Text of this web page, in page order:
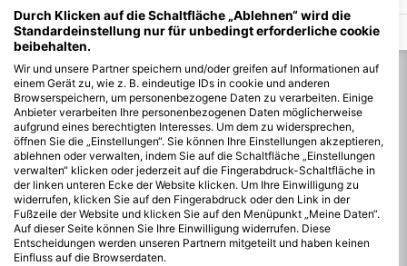
Ankerplatz und die Strömung, wenn
überhaupt, ist normalerweise sehr mild
und kommt aus Norden.
besteht aus etwa 100
Fleckenriffen und
großartigen
Durch Klicken auf die Schaltfläche „Ablehnen“ wird die
Standardeinstellung nur für unbedingt erforderliche cookie
beibehalten.
Wir und unsere Partner speichern und/oder greifen auf Informationen auf
einem Gerät zu, wie z. B. eindeutige IDs in cookie und anderen
Browserspeichern, um personenbezogene Daten zu verarbeiten. Einige
Anbieter verarbeiten Ihre personenbezogenen Daten möglicherweise
aufgrund eines berechtigten Interesses. Um dem zu widersprechen,
öffnen Sie die „Einstellungen“. Sie können Ihre Einstellungen akzeptieren,
ablehnen oder verwalten, indem Sie auf die Schaltfläche „Einstellungen
verwalten“ klicken oder jederzeit auf die Fingerabdruck-Schaltfläche in
der linken unteren Ecke der Website klicken. Um Ihre Einwilligung zu
widerrufen, klicken Sie auf den Fingerabdruck oder den Link in der
Fußzeile der Website und klicken Sie auf den Menüpunkt „Meine Daten“.
Auf dieser Seite können Sie Ihre Einwilligung widerrufen. Diese
Entscheidungen werden unseren Partnern mitgeteilt und haben keinen
Einfluss auf die Browserdaten.